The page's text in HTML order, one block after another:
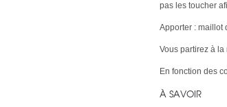
pas les toucher
Apporter : maillot
Vous partirez à
En fonction des
À SAVOIR